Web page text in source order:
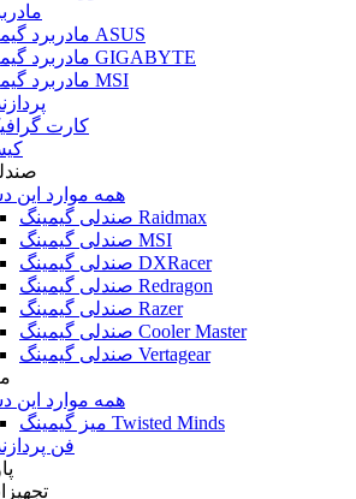
مادربرد گیمینگ ASUS
مادربرد گیمینگ GIGABYTE
مادربرد گیمینگ MSI
کارت
همه موارد این
صندلی گیمینگ Raidmax
صندلی گیمینگ MSI
صندلی گیمینگ DXRacer
صندلی گیمینگ Redragon
صندلی گیمینگ Razer
صندلی گیمینگ Cooler Master
صندلی گیمینگ Vertagear
همه موارد این
میز گیمینگ Twisted Minds
فن